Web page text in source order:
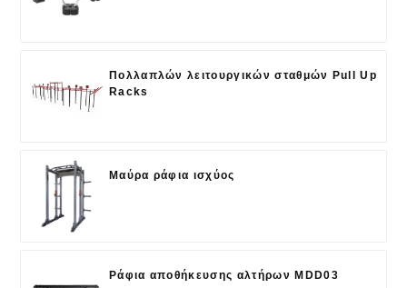
Πολλαπλών λειτουργικών σταθμών Pull Up
Racks
Μαύρα ράφια ισχύος
Ράφια αποθήκευσης αλτήρων MDD03